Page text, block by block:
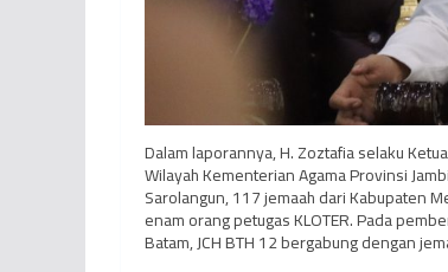
Dalam laporannya, H. Zoztafia selaku
Wilayah Kementerian Agama Provinsi
Sarolangun, 117 jemaah dari Kabupaten
enam orang petugas KLOTER. Pada
Batam, JCH BTH 12 bergabung dengan